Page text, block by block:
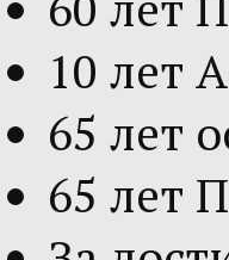
10 лет
65 лет
65 лет